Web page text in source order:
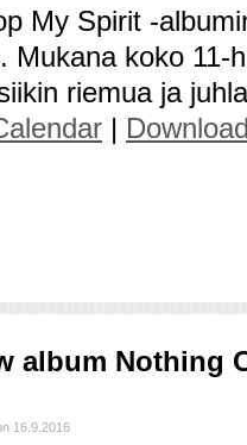
My Spirit -
Mukana koko 11-
riemua ja
|
album Nothing
16.9.2016